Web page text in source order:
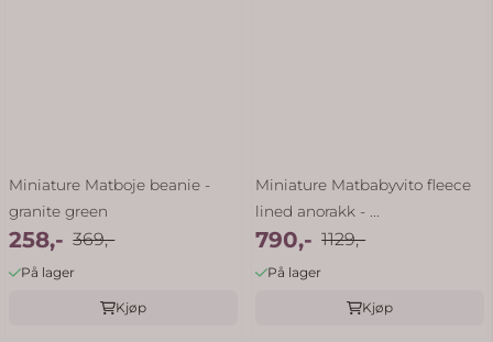
Miniature Matboje beanie -
granite green
258,- 369,-
På lager
Kjøp
Miniature Matbabyvito fleece
lined anorakk - ...
790,- 1129,-
På lager
Kjøp